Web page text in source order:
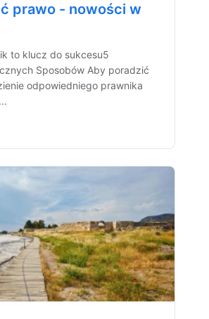
prawo - nowości w
to klucz do sukcesu5
Sposobów Aby poradzić
odpowiedniego prawnika